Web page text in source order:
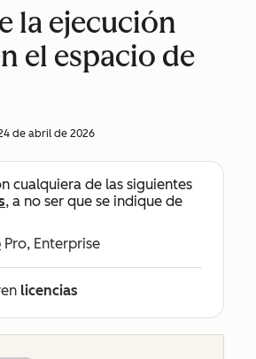
la ejecución
el espacio de
de abril de 2026
cualquiera de las siguientes
, a no ser que se indique de
Pro, Enterprise
licencias